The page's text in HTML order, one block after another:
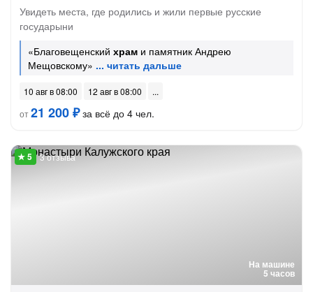
Увидеть места, где родились и жили первые русские
государыни
«Благовещенский храм и памятник Андрею
Мещовскому»
10 авг в 08:00
12 авг в 08:00
от21 200 ₽за всё до 4 чел.
На машине
5 часов
3 отзыва